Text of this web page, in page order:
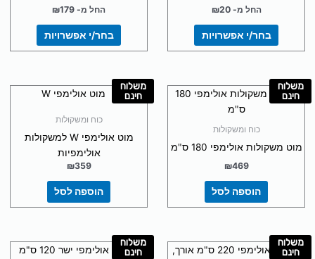
החל מ- ₪20
בחר/י אפשרויות
החל מ- ₪179
בחר/י אפשרויות
משלוח
חינם
כוח ומשקולות
מוט משקולות אולימפי 180 ס"מ
₪469
הוספה לסל
משלוח
חינם
כוח ומשקולות
מוט אולימפי W למשקולות
אולימפיות
₪359
הוספה לסל
משלוח
חינם
משלוח
חינם